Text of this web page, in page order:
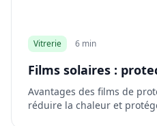
Vitrerie 6 min
Films solaires :
Avantages des films de
réduire la chaleur et